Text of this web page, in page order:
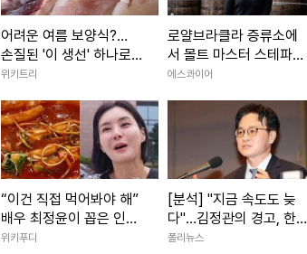
어려운 여름 보양식?…
손질된 '이 생선' 하나로
구이·전·탕 다 됩니다
위키트리
로얄브라클라 증류소에
서 몰트 마스터 스테파니
맥로드와 나눈 대화
에스콰이어
“이건 직접 먹어봐야 해”
배우 최정윤이 꼽은 인천
3대 떡볶이 맛집 BEST
위키푸디
[분석] "지금 속도도 늦
다"…김정관의 경고, 한국
산업정책 '속도전' 시대로
폴리뉴스